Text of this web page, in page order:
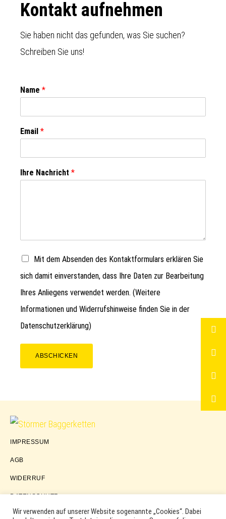
Footer
Kontakt aufnehmen
Sie haben nicht das gefunden, was Sie suchen?
Schreiben Sie uns!
Name *
Email *
Ihre Nachricht *
Mit dem Absenden des Kontaktformulars erklären Sie
sich damit einverstanden, dass Ihre Daten zur Bearbeitung
Ihres Anliegens verwendet werden. (Weitere
Informationen und Widerrufshinweise finden Sie in der
Datenschutzerklärung)
ABSCHICKEN
Störmer
IMPRESSUM
AGB
WIDERRUF
DATENSCHUTZ
Wir verwenden auf unserer Website sogenannte „Cookies“. Dabei